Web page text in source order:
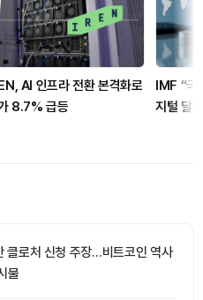
AI 인프라 전환 본격화로
8.7% 급등
IMF “국
지털 달
클로처 신청 주장…비트코인 역사
물